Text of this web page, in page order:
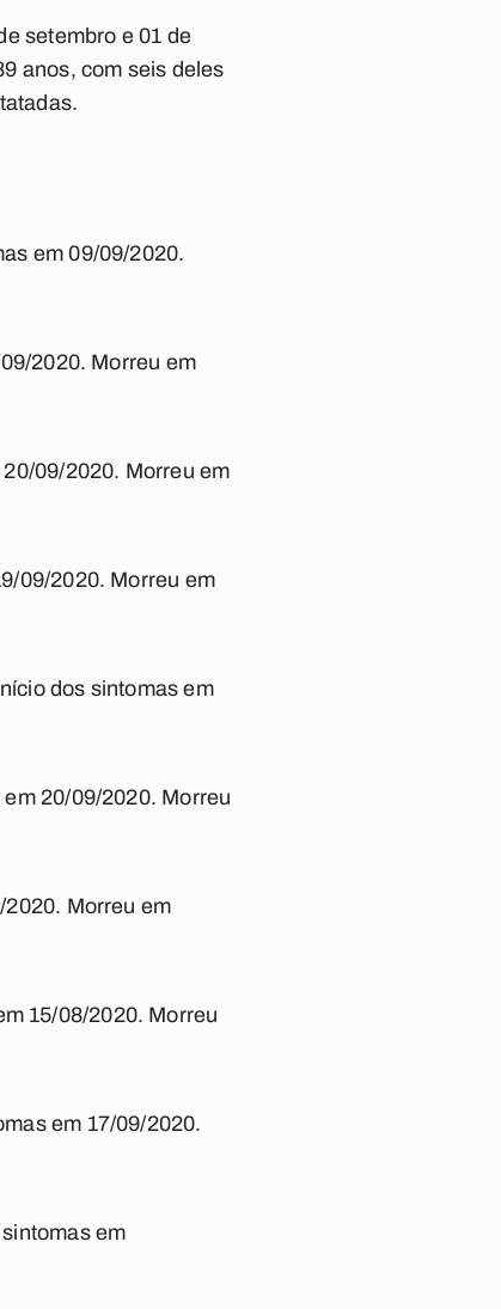
setembro e 01 de
anos, com seis deles
em 09/09/2020.
2020. Morreu em
09/2020. Morreu em
09/2020. Morreu em
dos sintomas em
20/09/2020. Morreu
Morreu em
15/08/2020. Morreu
em 17/09/2020.
em